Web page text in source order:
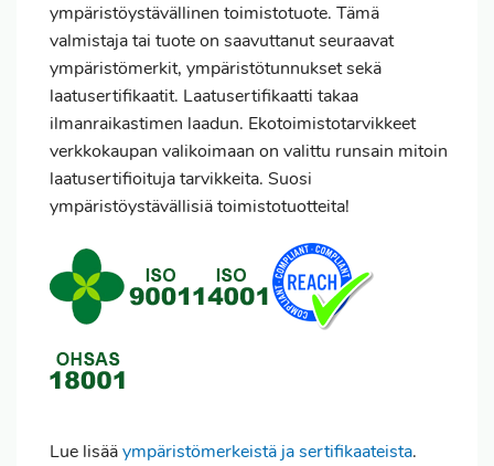
ympäristöystävällinen toimistotuote. Tämä
valmistaja tai tuote on saavuttanut seuraavat
ympäristömerkit, ympäristötunnukset sekä
laatusertifikaatit. Laatusertifikaatti takaa
ilmanraikastimen laadun. Ekotoimistotarvikkeet
verkkokaupan valikoimaan on valittu runsain mitoin
laatusertifioituja tarvikkeita. Suosi
ympäristöystävällisiä toimistotuotteita!
Lue lisääympäristömerkeistä ja sertifikaateista.